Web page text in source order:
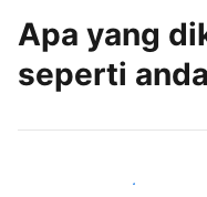
Apa yang
seperti anda
Sertai hos seperti